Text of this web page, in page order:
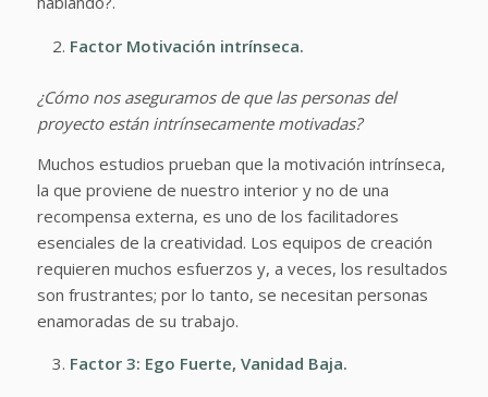
Factor Motivación intrínseca.
¿Cómo nos aseguramos de que las personas del
proyecto están intrínsecamente motivadas?
Muchos estudios prueban que la motivación intrínseca,
la que proviene de nuestro interior y no de una
recompensa externa, es uno de los facilitadores
esenciales de la creatividad. Los equipos de creación
requieren muchos esfuerzos y, a veces, los resultados
son frustrantes; por lo tanto, se necesitan personas
enamoradas de su trabajo.
Factor 3: Ego Fuerte, Vanidad Baja.